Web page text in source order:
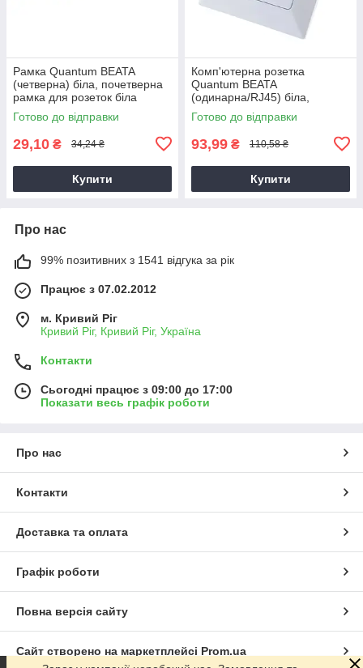
Рамка Quantum BEATA
(четверна) біла, почетверна
рамка для розеток біла
Готово до відправки
29,10 ₴ 34,24 ₴
Купити
Комп'ютерна розетка
Quantum BEATA
(одинарна/RJ45) біла,
розетка накладна,
універсальна накладна
Готово до відправки
93,99 ₴ 110,58 ₴
Купити
Про нас
99% позитивних з 1541 відгука за рік
Працює з 07.02.2012
м. Кривий Ріг
Кривий Ріг, Кривий Ріг, Україна
Контакти
Сьогодні працює з 09:00 до 17:00
Показати весь графік роботи
Про нас
Контакти
Доставка та оплата
Графік роботи
Повна версія сайту
Сайт створено на маркетплейсі Prom.ua